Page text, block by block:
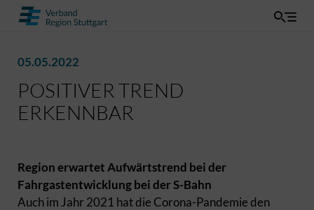
05.05.2022
POSITIVER TREND
ERKENNBAR
Region erwartet Aufwärtstrend bei der
Fahrgastentwicklung bei der S-Bahn
Auch im Jahr 2021 hat die Corona-Pandemie den